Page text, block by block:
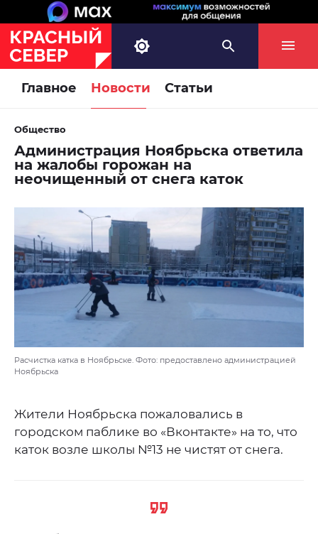
Главное Новости Статьи
Общество
Администрация Ноябрьска ответила
на жалобы горожан на
неочищенный от снега каток
Расчистка катка в Ноябрьске. Фото: предоставлено администрацией
Ноябрьска
Жители Ноябрьска пожаловались в
городском паблике во «Вконтакте» на то, что
каток возле школы №13 не чистят от снега.